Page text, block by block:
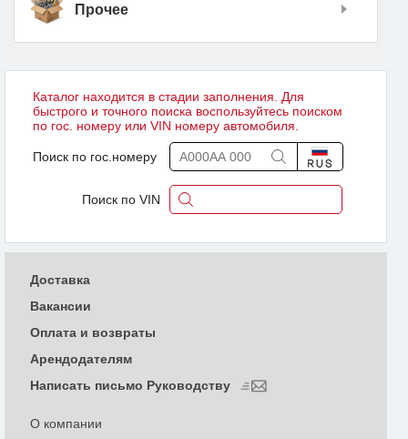
Прочее
Каталог находится в стадии заполнения. Для
быстрого и точного поиска воспользуйтесь поиском
по гос. номеру или VIN номеру автомобиля.
Поиск по гос.номеру
Поиск по VIN
О компании
Доставка
Вакансии
Оплата и возвраты
Арендодателям
Написать письмо Руководству